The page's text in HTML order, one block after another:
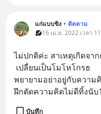
แก่แบบขิง • ติดตาม
16 เม.ย. 2022 เวลา
ไม่ปกติค่ะ สาเหตุเกิดจา
เปลื่ยนเป็นโมโหโกรธ
พยายามอย่าอยู่กับความ
ฝึกตัดความคิดไม่ดีทิ้งนับ
บันทึก